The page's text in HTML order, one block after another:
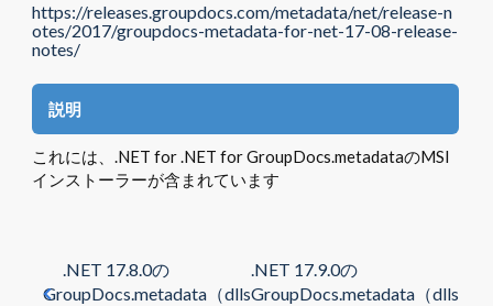
https://releases.groupdocs.com/metadata/net/release-n
otes/2017/groupdocs-metadata-for-net-17-08-release-
notes/
説明
これには、.NET for .NET for GroupDocs.metadataのMSI
インストーラーが含まれています
.NET 17.8.0の
GroupDocs.metadata（dlls
.NET 17.9.0の
GroupDocs.metadata（dlls